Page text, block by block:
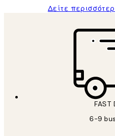
Δείτε
FAST
6-9